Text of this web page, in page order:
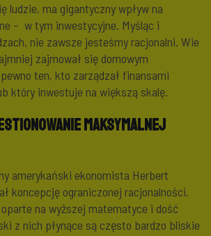
ludzie, ma gigantyczny wpływ na
– w tym inwestycyjne. Myśląc i
nie zawsze jesteśmy racjonalni. Wie
zajmował się domowym
ten, kto zarządzał finansami
który inwestuje na większą skalę.
maksymalnej
amerykański ekonomista Herbert
koncepcję ograniczonej racjonalności.
na wyższej matematyce i dość
z nich płynące są często bardzo bliskie